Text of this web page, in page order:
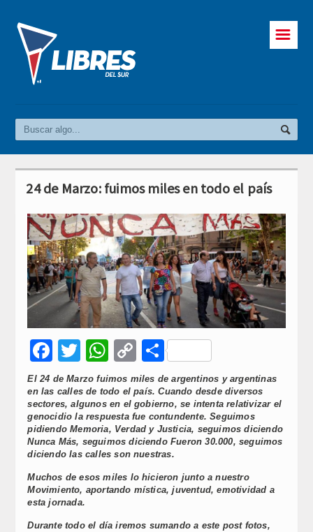
☰
24 de Marzo: fuimos miles en todo el país
Facebook
Twitter
WhatsApp
Copy
Link
Compartir
El 24 de Marzo fuimos miles de argentinos y argentinas
en las calles de todo el país. Cuando desde diversos
sectores, algunos en el gobierno, se intenta relativizar el
genocidio la respuesta fue contundente. Seguimos
pidiendo Memoria, Verdad y Justicia, seguimos diciendo
Nunca Más, seguimos diciendo Fueron 30.000, seguimos
diciendo las calles son nuestras.
Muchos de esos miles lo hicieron junto a nuestro
Movimiento, aportando mística, juventud, emotividad a
esta jornada.
Durante todo el día iremos sumando a este post fotos,